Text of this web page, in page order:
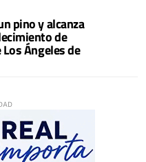
pino y alcanza
de
Ángeles de